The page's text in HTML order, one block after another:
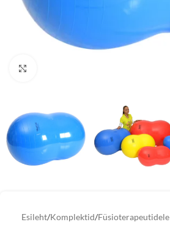
Esileht/Komplektid/Füsioterapeutidele